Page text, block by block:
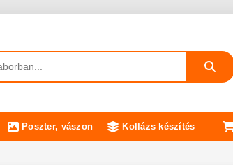
Poszter, vászon Kollázs készítés